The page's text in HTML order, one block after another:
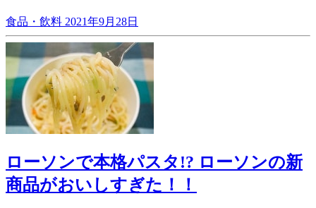
食品・飲料 2021年9月28日
ローソンで本格パスタ!? ローソンの新
商品がおいしすぎた！！